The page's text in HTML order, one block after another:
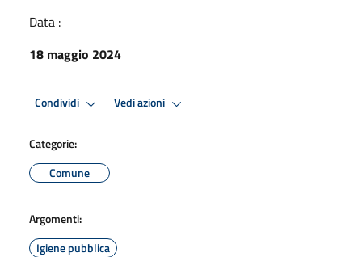
Data :
18 maggio 2024
Condividi Vedi azioni
Categorie:
Comune
Argomenti:
Igiene pubblica